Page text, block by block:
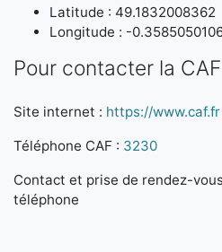
Latitude : 49.1832008362
Longitude : -
Pour contacter la
Site internet : https://www.caf.fr
Téléphone CAF : 3230
Contact et prise de rendez-
téléphone